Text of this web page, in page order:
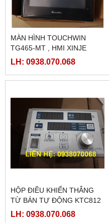
MÀN HÌNH TOUCHWIN
TG465-MT , HMI XINJE
TG465-MT
LH: 0938.070.068
HỘP ĐIỀU KHIỂN THẮNG
TỪ BÁN TỰ ĐỘNG KTC812
LH: 0938.070.068